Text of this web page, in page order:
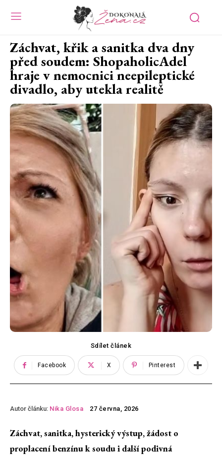
Záchvat, křik a sanitka dva dny
před soudem: ShopaholicAdel
hraje v nemocnici neepileptické
divadlo, aby utekla realitě
Sdílet článek
Facebook X Pinterest
Autor článku: Nika Glosa 27 června, 2026
Záchvat, sanitka, hysterický výstup, žádost o
proplacení benzínu k soudu i další podivná